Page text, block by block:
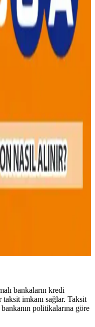
ihtiyaçlarına uygun
en uygun
sitesi ziyaret edin.
ve Güncel
Ürün
uygun fiyatlı cep
ile elektronik ürünlere
olup, avantajlı indirimler
bankaların kredi
imkanı sağlar. Taksit
politikalarına göre